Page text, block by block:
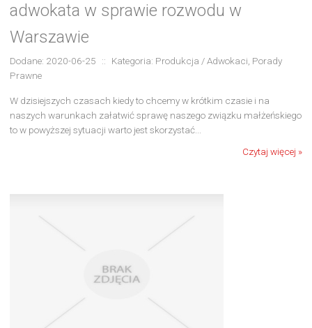
adwokata w sprawie rozwodu w
Warszawie
Dodane: 2020-06-25 ::
Kategoria: Produkcja / Adwokaci, Porady
Prawne
W dzisiejszych czasach kiedy to chcemy w krótkim czasie i na
naszych warunkach załatwić sprawę naszego związku małżeńskiego
to w powyższej sytuacji warto jest skorzystać...
Czytaj więcej »